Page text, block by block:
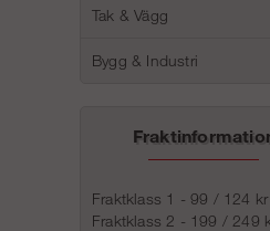
Tak & Vägg
Bygg & Industri
Fraktklass 1 - 99 / 124 kr
Fraktklass 2 - 199 / 249